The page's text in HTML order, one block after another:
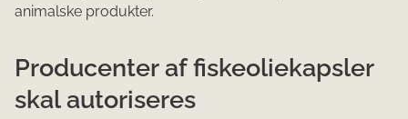
animalske produkter.
Producenter af fiskeoliekapsler
skal autoriseres